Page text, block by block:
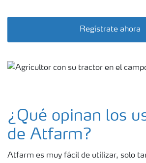
Regístrate ahora
¿Qué opinan los
de Atfarm?
Atfarm es muy fácil de utilizar, solo